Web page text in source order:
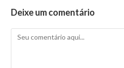
Deixe um comentário